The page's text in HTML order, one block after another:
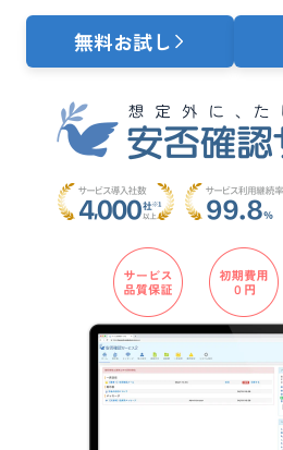
無料お試し